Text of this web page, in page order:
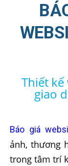
Thiết
giao
Báo giá
ảnh, thương
trong tâm trí